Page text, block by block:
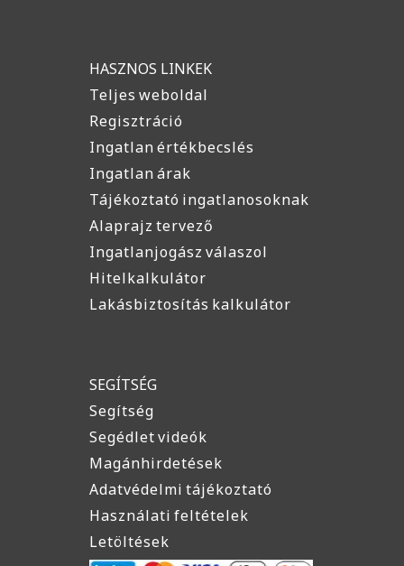
HASZNOS LINKEK
Teljes weboldal
Regisztráció
Ingatlan értékbecslés
Ingatlan árak
Tájékoztató ingatlanosoknak
Alaprajz tervező
Ingatlanjogász válaszol
Hitelkalkulátor
Lakásbiztosítás kalkulátor
SEGÍTSÉG
Segítség
Segédlet videók
Magánhirdetések
Adatvédelmi tájékoztató
Használati feltételek
Letöltések